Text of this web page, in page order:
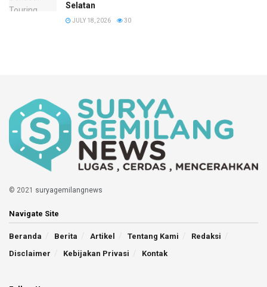
Selatan
JULY 18, 2026 30
© 2021 suryagemilangnews
Navigate Site
Beranda Berita Artikel Tentang Kami
Redaksi
Disclaimer
Kebijakan Privasi Kontak